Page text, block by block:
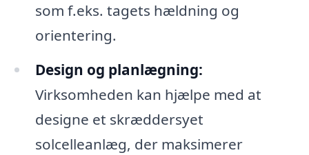
som f.eks. tagets hældning og
orientering.
Design og planlægning:
Virksomheden kan hjælpe med at
designe et skræddersyet
solcelleanlæg, der maksimerer